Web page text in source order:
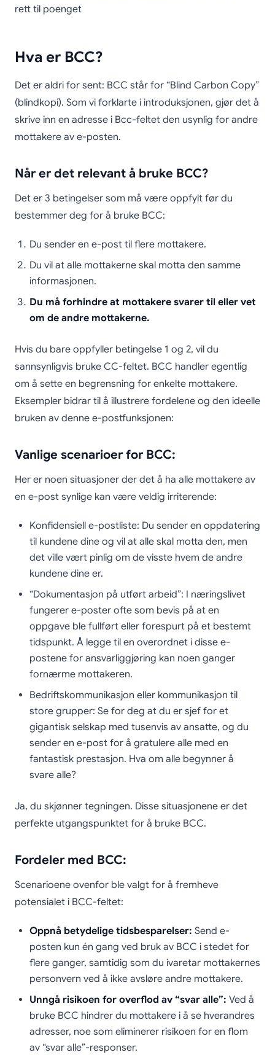
rett til poenget
Hva er BCC?
Det er aldri for sent: BCC står for “Blind Carbon Copy”
(blindkopi). Som vi forklarte i introduksjonen, gjør det å
skrive inn en adresse i Bcc-feltet den usynlig for andre
mottakere av e-posten.
Når er det relevant å bruke BCC?
Det er 3 betingelser som må være oppfylt før du
bestemmer deg for å bruke BCC:
Du sender en e-post til flere mottakere.
Du vil at alle mottakerne skal motta den samme
informasjonen.
Du må forhindre at mottakere svarer til eller vet
om de andre mottakerne.
Hvis du bare oppfyller betingelse 1 og 2, vil du
sannsynligvis bruke CC-feltet. BCC handler egentlig
om å sette en begrensning for enkelte mottakere.
Eksempler bidrar til å illustrere fordelene og den ideelle
bruken av denne e-postfunksjonen:
Vanlige scenarioer for BCC:
Her er noen situasjoner der det å ha alle mottakere av
en e-post synlige kan være veldig irriterende:
Konfidensiell e-postliste: Du sender en oppdatering
til kundene dine og vil at alle skal motta den, men
det ville vært pinlig om de visste hvem de andre
kundene dine er.
“Dokumentasjon på utført arbeid”: I næringslivet
fungerer e-poster ofte som bevis på at en
oppgave ble fullført eller forespurt på et bestemt
tidspunkt. Å legge til en overordnet i disse e-
postene for ansvarliggjøring kan noen ganger
fornærme mottakeren.
Bedriftskommunikasjon eller kommunikasjon til
store grupper: Se for deg at du er sjef for et
gigantisk selskap med tusenvis av ansatte, og du
sender en e-post for å gratulere alle med en
fantastisk prestasjon. Hva om alle begynner å
svare alle?
Ja, du skjønner tegningen. Disse situasjonene er det
perfekte utgangspunktet for å bruke BCC.
Fordeler med BCC:
Scenarioene ovenfor ble valgt for å fremheve
potensialet i BCC-feltet:
Oppnå betydelige tidsbesparelser: Send e-
posten kun én gang ved bruk av BCC i stedet for
flere ganger, samtidig som du ivaretar mottakernes
personvern ved å ikke avsløre andre mottakere.
Unngå risikoen for overflod av “svar alle”: Ved å
bruke BCC hindrer du mottakere i å se hverandres
adresser, noe som eliminerer risikoen for en flom
av “svar alle”-responser.